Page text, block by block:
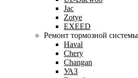
Jac
Zotye
EXEED
Ремонт тормозной системы
Haval
Chery
Changan
УАЗ